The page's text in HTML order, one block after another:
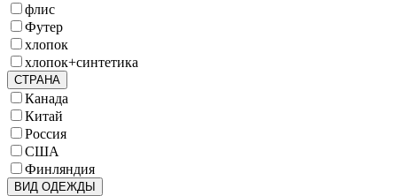
флис
Футер
хлопок
хлопок+синтетика
СТРАНА
Канада
Китай
Россия
США
Финляндия
ВИД ОДЕЖДЫ